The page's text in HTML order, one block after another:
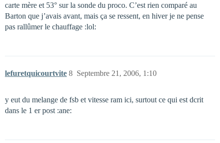
carte mère et 53° sur la sonde du proco. C’est rien comparé au
Barton que j’avais avant, mais ça se ressent, en hiver je ne pense
pas rallûmer le chauffage :lol:
lefuretquicourtvite Septembre 21, 2006, 1:10
8
y eut du melange de fsb et vitesse ram ici, surtout ce qui est dcrit
dans le 1 er post :ane: